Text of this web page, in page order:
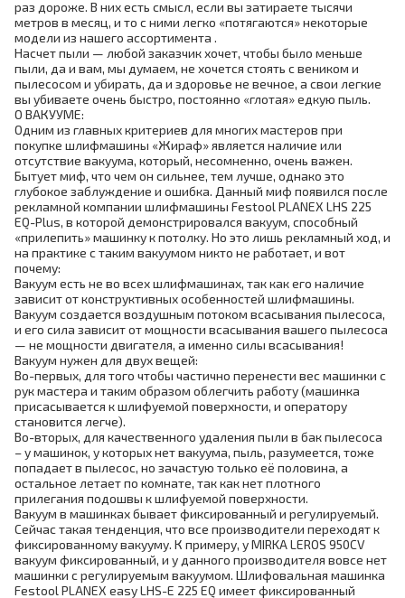
раз дороже. В них есть смысл, если вы затираете тысячи
метров в месяц, и то с ними легко «потягаются» некоторые
модели из нашего ассортимента .
Насчет пыли — любой заказчик хочет, чтобы было меньше
пыли, да и вам, мы думаем, не хочется стоять с веником и
пылесосом и убирать, да и здоровье не вечное, а свои легкие
вы убиваете очень быстро, постоянно «глотая» едкую пыль.
О ВАКУУМЕ:
Одним из главных критериев для многих мастеров при
покупке шлифмашины «Жираф» является наличие или
отсутствие вакуума, который, несомненно, очень важен.
Бытует миф, что чем он сильнее, тем лучше, однако это
глубокое заблуждение и ошибка. Данный миф появился после
рекламной компании шлифмашины Festool PLANEX LHS 225
EQ-Plus, в которой демонстрировался вакуум, способный
«прилепить» машинку к потолку. Но это лишь рекламный ход, и
на практике с таким вакуумом никто не работает, и вот
почему:
Вакуум есть не во всех шлифмашинах, так как его наличие
зависит от конструктивных особенностей шлифмашины.
Вакуум создается воздушным потоком всасывания пылесоса,
и его сила зависит от мощности всасывания вашего пылесоса
— не мощности двигателя, а именно силы всасывания!
Вакуум нужен для двух вещей:
Во-первых, для того чтобы частично перенести вес машинки с
рук мастера и таким образом облегчить работу (машинка
присасывается к шлифуемой поверхности, и оператору
становится легче).
Во-вторых, для качественного удаления пыли в бак пылесоса
– у машинок, у которых нет вакуума, пыль, разумеется, тоже
попадает в пылесос, но зачастую только её половина, а
остальное летает по комнате, так как нет плотного
прилегания подошвы к шлифуемой поверхности.
Вакуум в машинках бывает фиксированный и регулируемый.
Сейчас такая тенденция, что все производители переходят к
фиксированному вакууму. К примеру, у MIRKA LEROS 950CV
вакуум фиксированный, и у данного производителя вовсе нет
машинки с регулируемым вакуумом. Шлифовальная машинка
Festool PLANEX easy LHS-E 225 EQ имеет фиксированный